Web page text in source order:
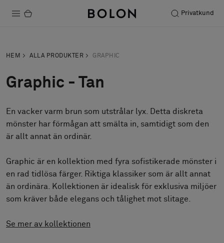
Privatkund
Hållbarhet
Installation
Underhåll
Designsamarbeten
Om oss
HEM ALLA PRODUKTER GRAPHIC
Graphic - Tan
En vacker varm brun som utstrålar lyx. Detta diskreta
mönster har förmågan att smälta in, samtidigt som den
är allt annat än ordinär.
Graphic är en kollektion med fyra sofistikerade mönster i
en rad tidlösa färger. Riktiga klassiker som är allt annat
än ordinära. Kollektionen är idealisk för exklusiva miljöer
som kräver både elegans och tålighet mot slitage.
Se mer av kollektionen